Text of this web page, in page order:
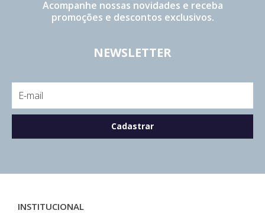
Acompanhe nossas novidades e receba
promoções e descontos exclusivos.
NEWSLETTER
INSTITUCIONAL